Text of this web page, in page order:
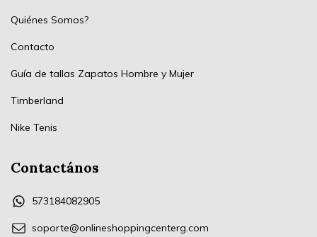
Quiénes Somos?
Contacto
Guía de tallas Zapatos Hombre y Mujer
Timberland
Nike Tenis
Contactános
573184082905
soporte@onlineshoppingcenterg.com